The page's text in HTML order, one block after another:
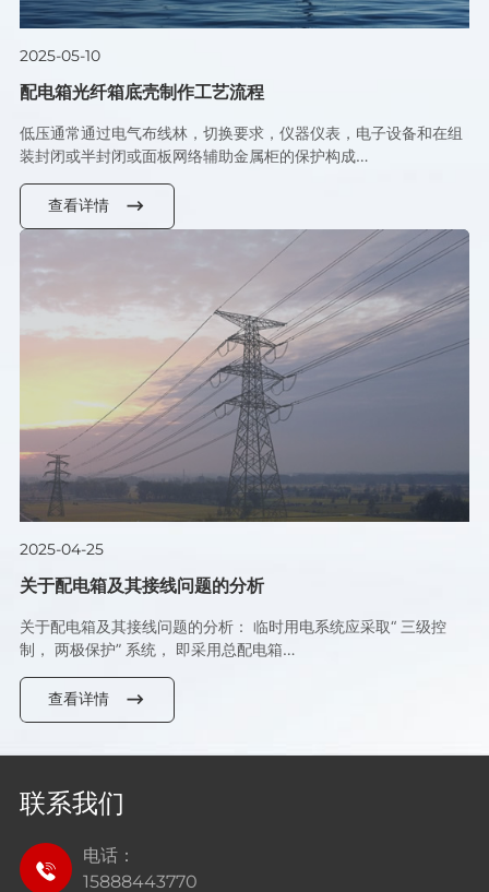
2025-05-10
配电箱光纤箱底壳制作工艺流程
低压通常通过电气布线林，切换要求，仪器仪表，电子设备和在组
装封闭或半封闭或面板网络辅助金属柜的保护构成…
查看详情
2025-04-25
关于配电箱及其接线问题的分析
关于配电箱及其接线问题的分析： 临时用电系统应采取“ 三级控
制， 两极保护” 系统， 即采用总配电箱…
查看详情
联系我们
电话：
15888443770